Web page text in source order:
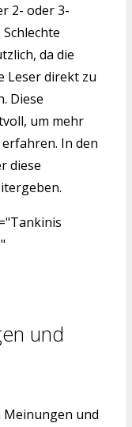
2- oder 3-
da die
Leser direkt zu
Diese
um mehr
In den
diese
und
Meinungen und